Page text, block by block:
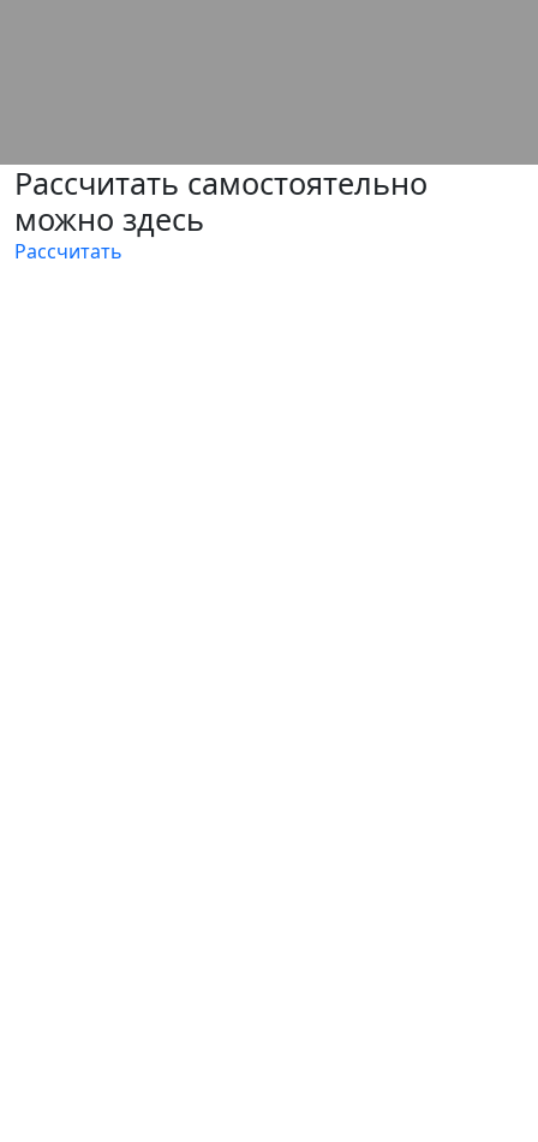
Рассчитать самостоятельно
можно здесь
Рассчитать